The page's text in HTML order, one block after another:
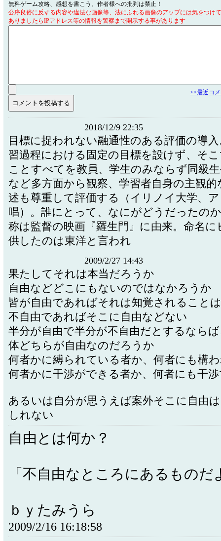
無料ゲーム攻略、感想を書こう。作者様への批判は禁止！
公序良俗に反する内容や違法な画像等、法にふれる画像のアップには気をつけ
ありましたらIPアドレス等の情報を警察まで開示する事があります
>>最近コ
2018/12/9 22:35
目標に捉われない融通性のある評価の導
習過程における固定の目標を設けず、そ
ことすべてを教員、学生のみならず同級
など多方面から観察、学習者自身の主観的
述も尊重して評価する（イリノイ大学、
唱）。誰にとって、なにがどうだったの
称は監督の映画『羅生門』に由来。命名に
供したのは東洋と言われ
2009/2/27 14:43
果たしてそれは本当だろうか
自由などどこにもないのではなかろうか
皆が自由であればそれは知覚されること
不自由であればそこに自由などない
半分が自由で半分が不自由だとするなら
体どちらが自由なのだろうか
何者かに縛られている者か、何者にも構
何者かに干渉ができる者か、何者にも干
あるいは自分が思うえば案外そこに自由
しれない
自由とは何か？
「不自由なところにあるものだ
ｂｙたみうら
2009/2/16 16:18:58